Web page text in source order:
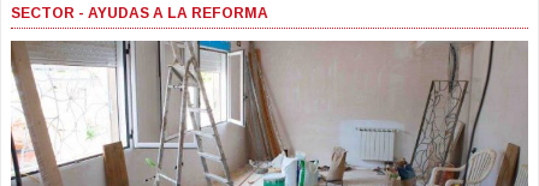
SECTOR - AYUDAS A LA REFORMA